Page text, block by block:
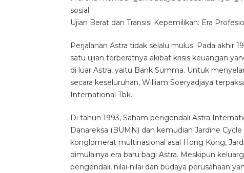
sosial.
Ujian Berat dan Transisi Kepemilikan: Era
Perjalanan Astra tidak selalu mulus. Pada akhir
satu ujian terberatnya akibat krisis keuangan
di luar Astra, yaitu Bank Summa. Untuk
secara keseluruhan, William Soeryadjaya
International Tbk.
Di tahun 1993, Saham pengendali Astra
Danareksa (BUMN) dan kemudian Jardine
konglomerat multinasional asal Hong Kong,
dimulainya era baru bagi Astra. Meskipun
pengendali, nilai-nilai dan budaya perusahaan